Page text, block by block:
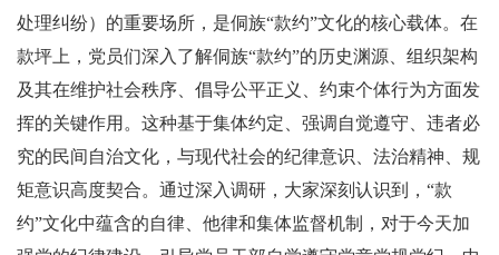
处理纠纷）的重要场所，是侗族“款约”文化的核心载体。在
款坪上，党员们深入了解侗族“款约”的历史渊源、组织架构
及其在维护社会秩序、倡导公平正义、约束个体行为方面发
挥的关键作用。这种基于集体约定、强调自觉遵守、违者必
究的民间自治文化，与现代社会的纪律意识、法治精神、规
矩意识高度契合。通过深入调研，大家深刻认识到，“款
约”文化中蕴含的自律、他律和集体监督机制，对于今天加